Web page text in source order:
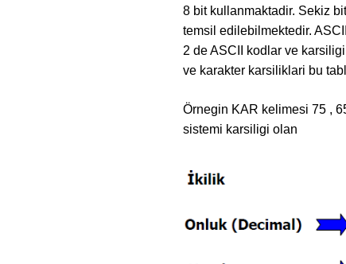
8 bit kullanmaktadir. Sekiz
temsil edilebilmektedir.
2 de ASCII kodlar ve
ve karakter karsiliklari bu
Örnegin KAR kelimesi 75 ,
sistemi karsiligi olan